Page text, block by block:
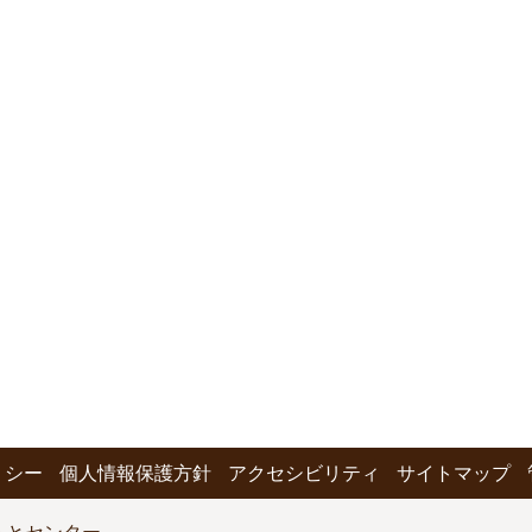
ー 個人情報保護方針 アクセシビリティ サイトマップ